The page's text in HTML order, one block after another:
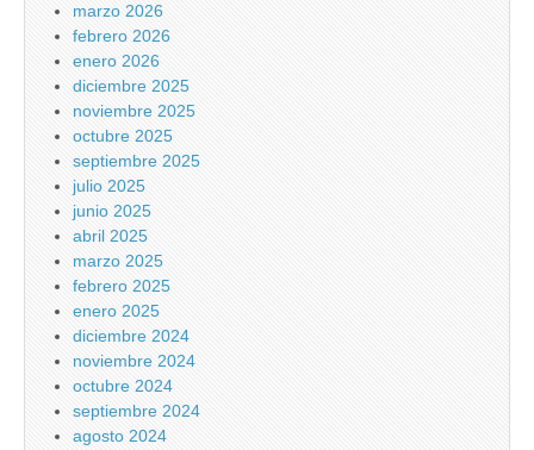
marzo 2026
febrero 2026
enero 2026
diciembre 2025
noviembre 2025
octubre 2025
septiembre 2025
julio 2025
junio 2025
abril 2025
marzo 2025
febrero 2025
enero 2025
diciembre 2024
noviembre 2024
octubre 2024
septiembre 2024
agosto 2024